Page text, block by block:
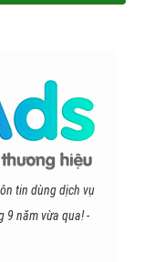
tin dùng dịch vụ
9 năm vừa qua! -